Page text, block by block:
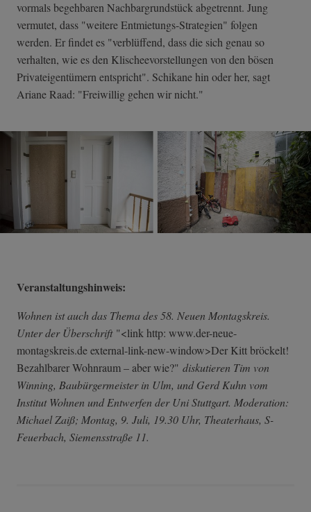
vormals begehbaren Nachbargrundstück abgetrennt. Jung
vermutet, dass "weitere Entmietungs-Strategien" folgen
werden. Er findet es "verblüffend, dass die sich genau so
verhalten, wie es den Klischeevorstellungen von den bösen
Privateigentümern entspricht". Schikane hin oder her, sagt
Ariane Raad: "Freiwillig gehen wir nicht."
Veranstaltungshinweis:
Wohnen ist auch das Thema des 58. Neuen Montagskreis.
Unter der Überschrift"<link http: www.der-neue-
montagskreis.de external-link-new-window>Der Kitt bröckelt!
Bezahlbarer Wohnraum – aber wie?" diskutieren Tim von
Winning, Baubürgermeister in Ulm, und Gerd Kuhn vom
Institut Wohnen und Entwerfen der Uni Stuttgart. Moderation:
Michael Zaiß; Montag, 9. Juli, 19.30 Uhr, Theaterhaus, S-
Feuerbach, Siemensstraße 11.